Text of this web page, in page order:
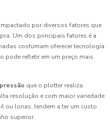
por diversos fatores que
Um dos principais fatores é a
costumam oferecer tecnologia
pode refletir em um preço mais
que o plotter realiza.
resolução e com maior variedade
ou lonas, tendem a ter um custo
superior.